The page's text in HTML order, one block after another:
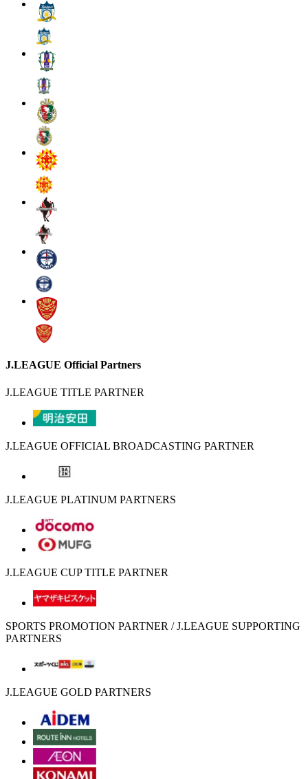
J.LEAGUE Official Partners
J.LEAGUE TITLE PARTNER
J.LEAGUE OFFICIAL BROADCASTING PARTNER
J.LEAGUE PLATINUM PARTNERS
J.LEAGUE CUP TITLE PARTNER
SPORTS PROMOTION PARTNER / J.LEAGUE SUPPORTING
PARTNERS
J.LEAGUE GOLD PARTNERS